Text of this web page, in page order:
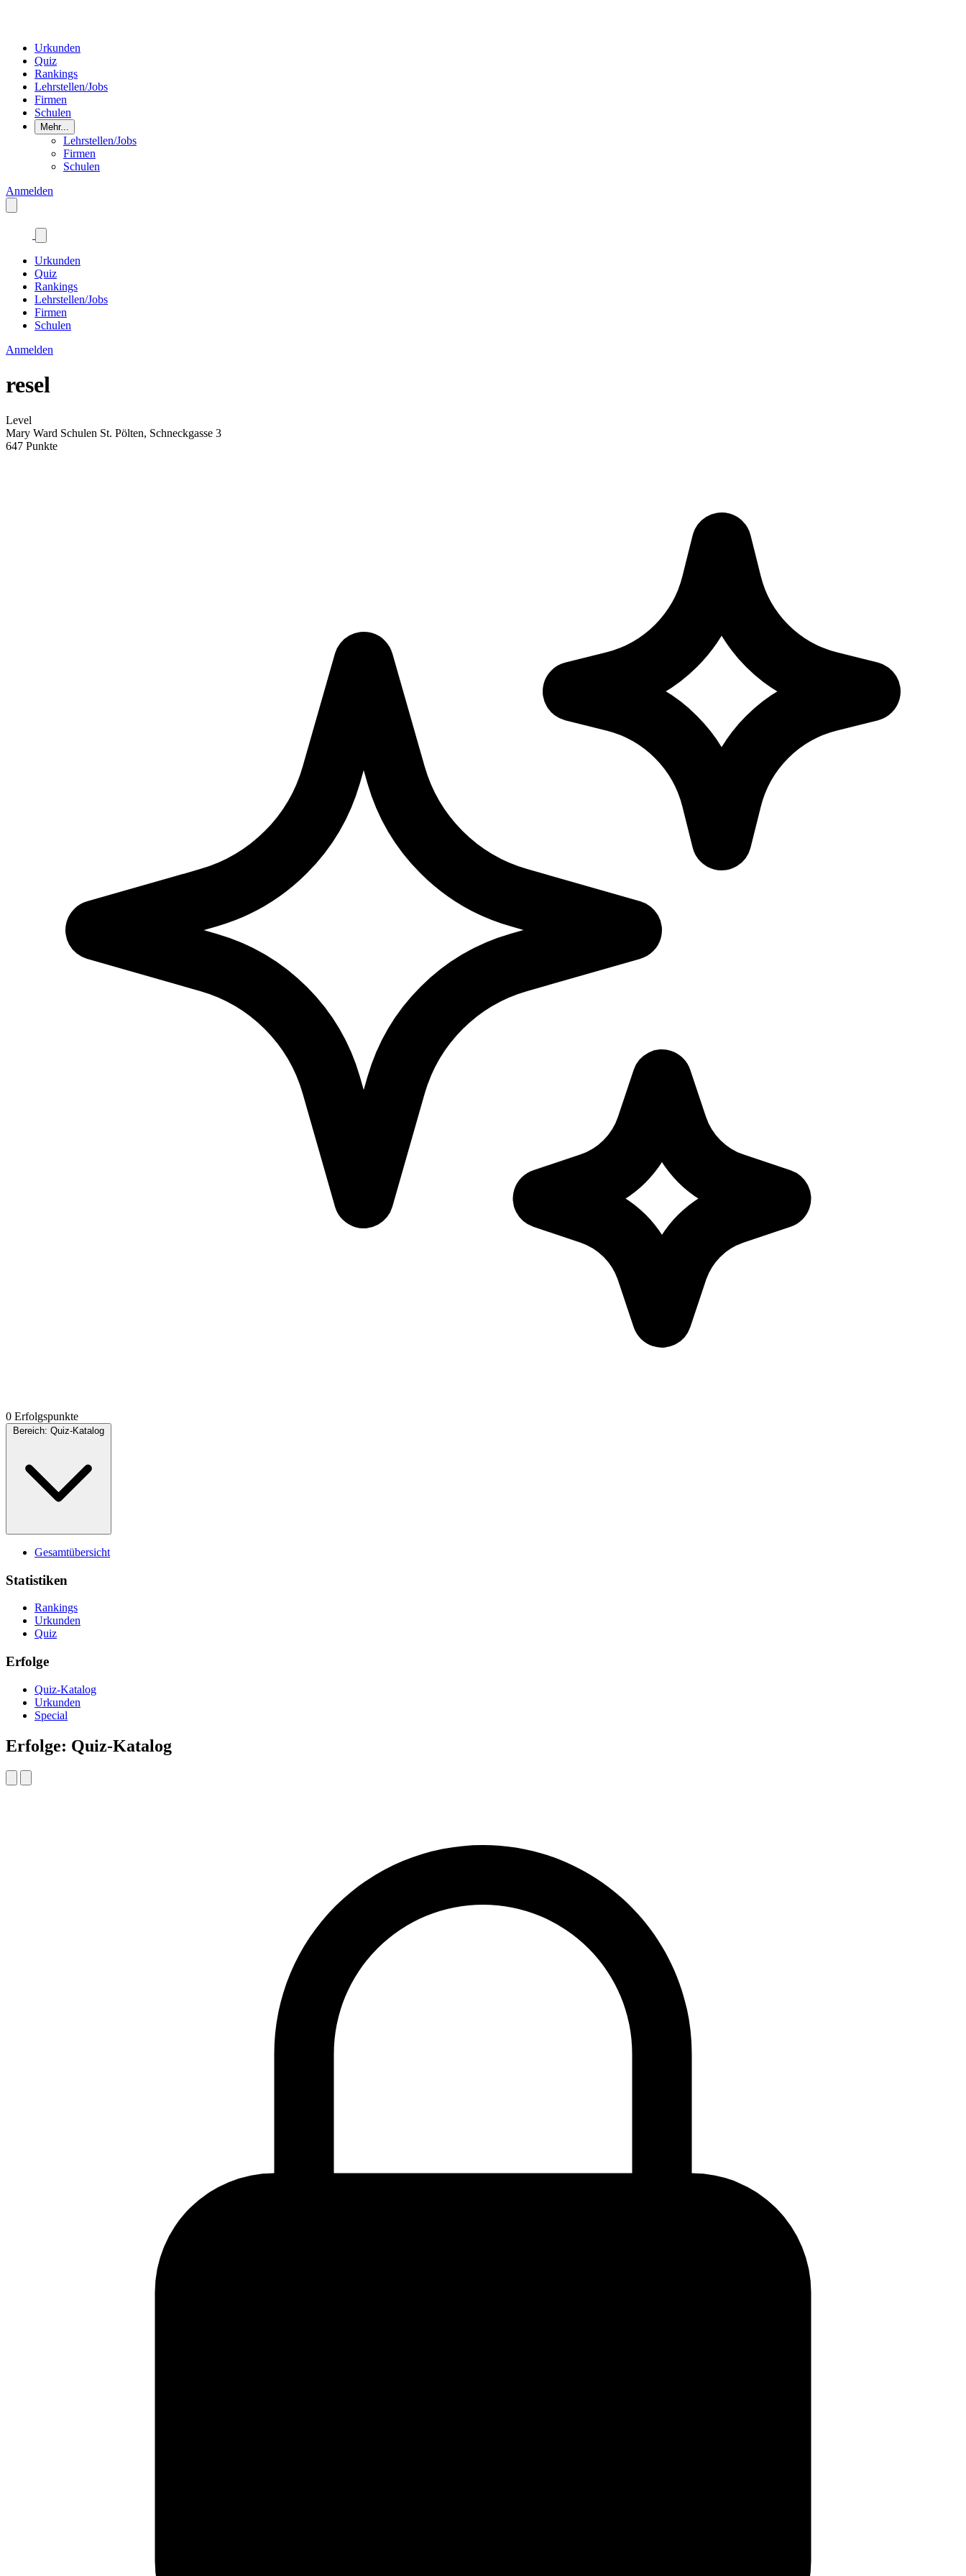
Urkunden
Quiz
Rankings
Lehrstellen/Jobs
Firmen
Schulen
Mehr...
Lehrstellen/Jobs
Firmen
Schulen
Anmelden
Urkunden
Quiz
Rankings
Lehrstellen/Jobs
Firmen
Schulen
Anmelden
resel
Level
Mary Ward Schulen St. Pölten, Schneckgasse 3
647 Punkte
0 Erfolgspunkte
Bereich: Quiz-Katalog
Gesamtübersicht
Statistiken
Rankings
Urkunden
Quiz
Erfolge
Quiz-Katalog
Urkunden
Special
Erfolge: Quiz-Katalog